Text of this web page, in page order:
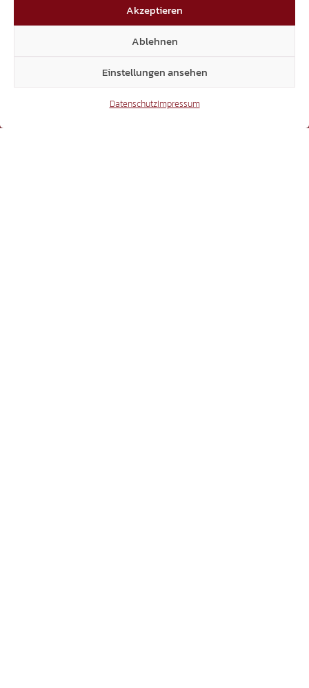
Akzeptieren
Ablehnen
Einstellungen ansehen
DatenschutzImpressum
3.507